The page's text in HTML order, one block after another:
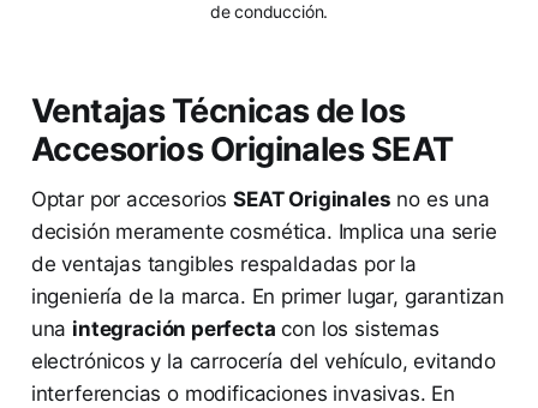
de conducción.
Ventajas Técnicas de los
Accesorios Originales SEAT
Optar por accesoriosSEAT Originales no es una
decisión meramente cosmética. Implica una serie
de ventajas tangibles respaldadas por la
ingeniería de la marca. En primer lugar, garantizan
una integración perfecta con los sistemas
electrónicos y la carrocería del vehículo, evitando
interferencias o modificaciones invasivas. En